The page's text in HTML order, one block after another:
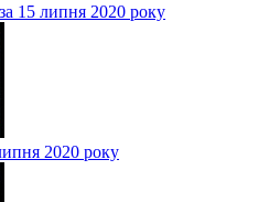
за 15 липня 2020 року
2020 року